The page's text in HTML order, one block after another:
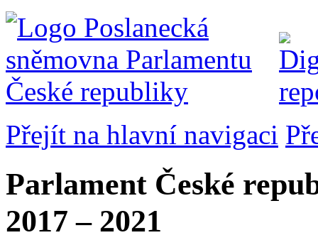
Přejít na hlavní navigaci
Parlament České
2017 – 2021